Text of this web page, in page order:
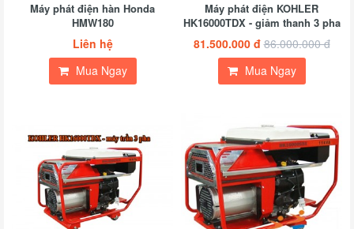
Máy phát điện hàn Honda
HMW180
Liên hệ
Mua Ngay
Máy phát điện KOHLER
HK16000TDX - giảm thanh 3 pha
81.500.000 đ 86.000.000 đ
Mua Ngay